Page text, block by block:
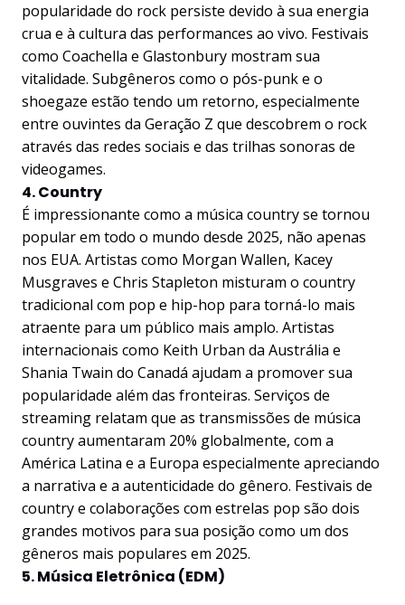
popularidade do rock persiste devido à sua energia
crua e à cultura das performances ao vivo. Festivais
como Coachella e Glastonbury mostram sua
vitalidade. Subgêneros como o pós-punk e o
shoegaze estão tendo um retorno, especialmente
entre ouvintes da Geração Z que descobrem o rock
através das redes sociais e das trilhas sonoras de
videogames.
4. Country
É impressionante como a música country se tornou
popular em todo o mundo desde 2025, não apenas
nos EUA. Artistas como Morgan Wallen, Kacey
Musgraves e Chris Stapleton misturam o country
tradicional com pop e hip-hop para torná-lo mais
atraente para um público mais amplo. Artistas
internacionais como Keith Urban da Austrália e
Shania Twain do Canadá ajudam a promover sua
popularidade além das fronteiras. Serviços de
streaming relatam que as transmissões de música
country aumentaram 20% globalmente, com a
América Latina e a Europa especialmente apreciando
a narrativa e a autenticidade do gênero. Festivais de
country e colaborações com estrelas pop são dois
grandes motivos para sua posição como um dos
gêneros mais populares em 2025.
5. Música Eletrônica (EDM)